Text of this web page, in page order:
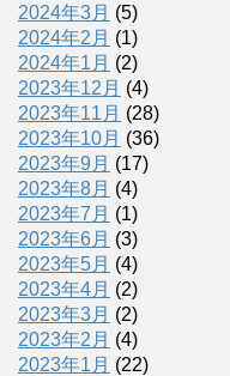
2024年3月 (5)
2024年2月 (1)
2024年1月 (2)
2023年12月 (4)
2023年11月 (28)
2023年10月 (36)
2023年9月 (17)
2023年8月 (4)
2023年7月 (1)
2023年6月 (3)
2023年5月 (4)
2023年4月 (2)
2023年3月 (2)
2023年2月 (4)
2023年1月 (22)